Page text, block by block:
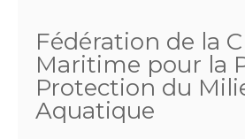
Fédération de la
Maritime pour la
Protection du
Aquatique